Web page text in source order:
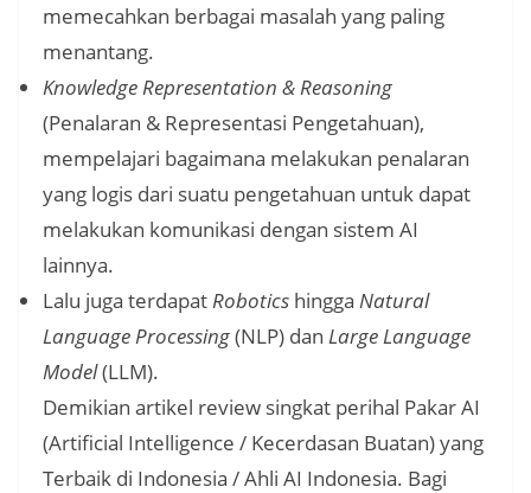
memecahkan berbagai masalah yang paling
menantang.
Knowledge Representation & Reasoning
(Penalaran & Representasi Pengetahuan),
mempelajari bagaimana melakukan penalaran
yang logis dari suatu pengetahuan untuk dapat
melakukan komunikasi dengan sistem AI
lainnya.
Lalu juga terdapat Robotics hingga Natural
Language Processing(NLP) dan Large Language
Model(LLM).
Demikian artikel review singkat perihal Pakar AI
(Artificial Intelligence / Kecerdasan Buatan) yang
Terbaik di Indonesia / Ahli AI Indonesia. Bagi